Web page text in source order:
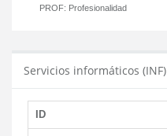
PROF: Profesionalidad
Servicios informáticos (INF)
ID